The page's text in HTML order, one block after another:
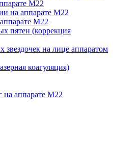
М22
на аппарате М22
M22
пятен (коррекция
звездочек на лице аппаратом
коагуляция)
аппарате M22